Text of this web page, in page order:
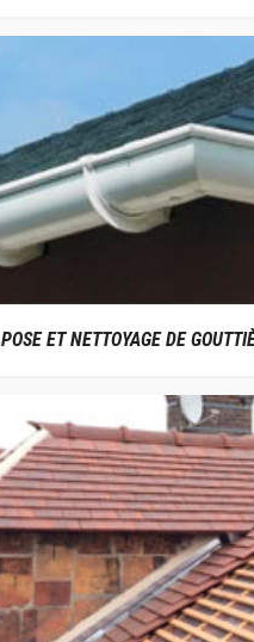
POSE ET NETTOYAGE DE